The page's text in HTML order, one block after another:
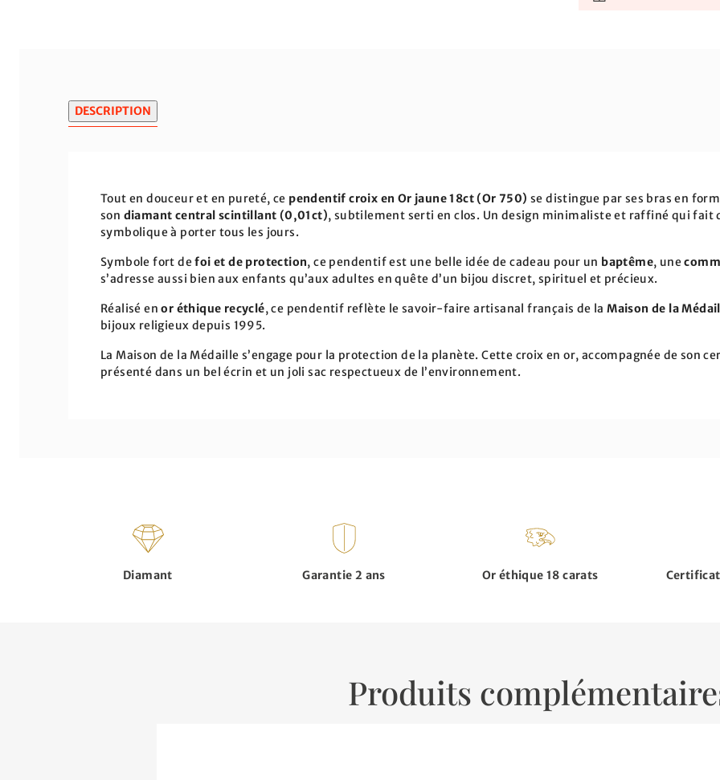
DESCRIPTION
Tout en douceur et en pureté, ce pendentif croix en Or jaune 18ct (Or 750) se distingue par ses bras en
son diamant central scintillant (0,01ct), subtilement serti en clos. Un design minimaliste et raffiné qui fait
symbolique à porter tous les jours.
Symbole fort defoi et de protection, ce pendentif est une belle idée de cadeau pour un baptême, une
s’adresse aussi bien aux enfants qu’aux adultes en quête d’un bijou discret, spirituel et précieux.
Réalisé enor éthique recyclé, ce pendentif reflète le savoir-faire artisanal français de laMaison de la
bijoux religieux depuis 1995.
La Maison de la Médaille s’engage pour la protection de la planète. Cette croix en or, accompagnée de son
présenté dans un bel écrin et un joli sac respectueux de l’environnement.
Diamant Garantie 2 ans Or éthique 18 carats
Produits